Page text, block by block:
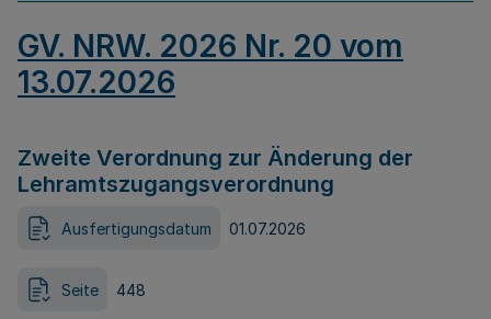
GV. NRW. 2026 Nr. 20 vom
13.07.2026
Zweite Verordnung zur Änderung der
Lehramtszugangsverordnung
Ausfertigungsdatum 01.07.2026
Seite 448